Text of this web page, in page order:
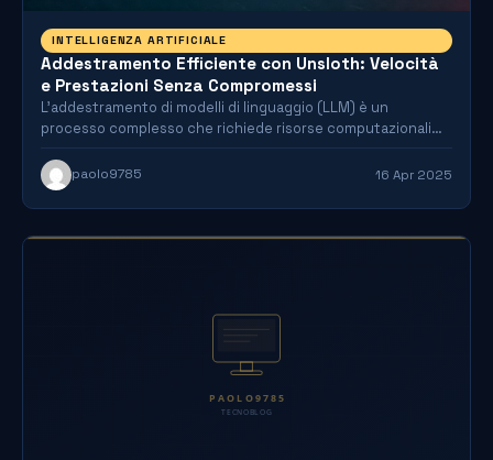
INTELLIGENZA ARTIFICIALE
Addestramento Efficiente con Unsloth: Velocità
e Prestazioni Senza Compromessi
L'addestramento di modelli di linguaggio (LLM) è un
processo complesso che richiede risorse computazionali
significative. Tuttavia, con Unsloth,…
paolo9785 16 Apr 2025